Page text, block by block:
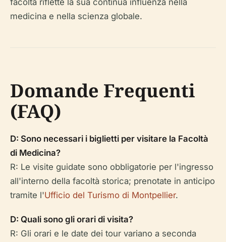
facoltà riflette la sua continua influenza nella
medicina e nella scienza globale.
Domande Frequenti
(FAQ)
D: Sono necessari i biglietti per visitare la Facoltà
di Medicina?
R: Le visite guidate sono obbligatorie per l'ingresso
all'interno della facoltà storica; prenotate in anticipo
tramite l'Ufficio del Turismo di Montpellier.
D: Quali sono gli orari di visita?
R: Gli orari e le date dei tour variano a seconda